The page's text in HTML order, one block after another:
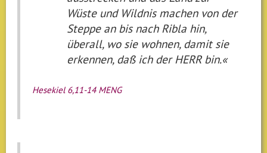
Wüste und Wildnis machen von der
Steppe an bis nach Ribla hin,
überall, wo sie wohnen, damit sie
erkennen, daß ich der HERR bin.«
Hesekiel 6,11-14 MENG